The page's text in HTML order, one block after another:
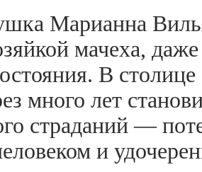
Марианна
мачеха,
В
много лет
страданий —
и